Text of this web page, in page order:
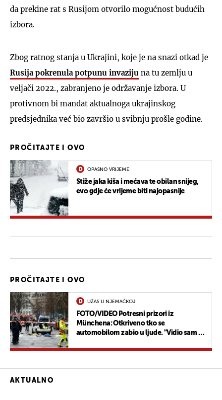
da prekine rat s Rusijom otvorilo mogućnost budućih
izbora.
Zbog ratnog stanja u Ukrajini, koje je na snazi ​​otkad je
Rusija pokrenula potpunu invaziju na tu zemlju u
veljači 2022., zabranjeno je održavanje izbora. U
protivnom bi mandat aktualnoga ukrajinskog
predsjednika već bio završio u svibnju prošle godine.
PROČITAJTE I OVO
OPASNO VRIJEME
Stiže jaka kiša i mećava te obilan snijeg,
evo gdje će vrijeme biti najopasnije
PROČITAJTE I OVO
UŽAS U NJEMAČKOJ
FOTO/VIDEO Potresni prizori iz
Münchena: Otkriveno tko se
automobilom zabio u ljude. "Vidio sam da
AKTUALNO